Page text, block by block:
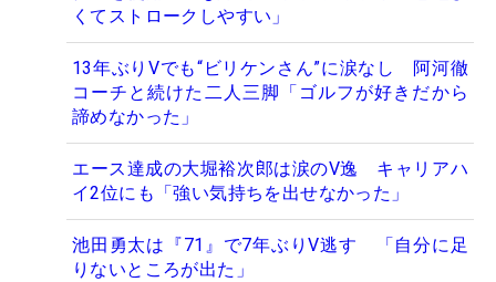
くてストロークしやすい」
13年ぶりVでも“ビリケンさん”に涙なし 阿河徹
コーチと続けた二人三脚「ゴルフが好きだから
諦めなかった」
エース達成の大堀裕次郎は涙のV逸 キャリアハ
イ2位にも「強い気持ちを出せなかった」
池田勇太は『71』で7年ぶりV逃す 「自分に足
りないところが出た」